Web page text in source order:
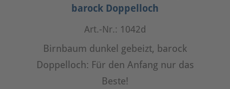
barock Doppelloch
Art.-Nr.: 1042d
Birnbaum dunkel gebeizt, barock
Doppelloch: Für den Anfang nur das
Beste!